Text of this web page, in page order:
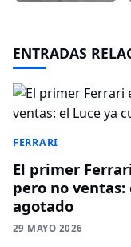
ENTRADAS
FERRARI
El primer
pero no
agotado
29 MAYO 2026